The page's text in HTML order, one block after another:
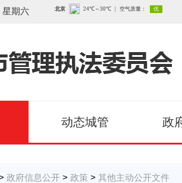
星期六
动态城管 政
政府信息公开 > 政策 > 其他主动公开文件